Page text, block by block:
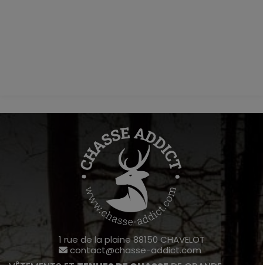
1 rue de la plaine 88150 CHAVELOT
contact@chasse-addict.com